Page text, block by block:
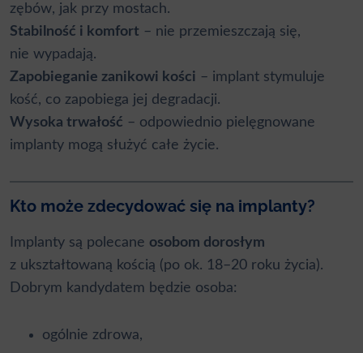
zębów, jak przy mostach.
Stabilność i komfort – nie przemieszczają się,
nie wypadają.
Zapobieganie zanikowi kości – implant stymuluje
kość, co zapobiega jej degradacji.
Wysoka trwałość – odpowiednio pielęgnowane
implanty mogą służyć całe życie.
Kto może zdecydować się na implanty?
Implanty są polecane osobom dorosłym
z ukształtowaną kością (po ok. 18–20 roku życia).
Dobrym kandydatem będzie osoba:
ogólnie zdrowa,